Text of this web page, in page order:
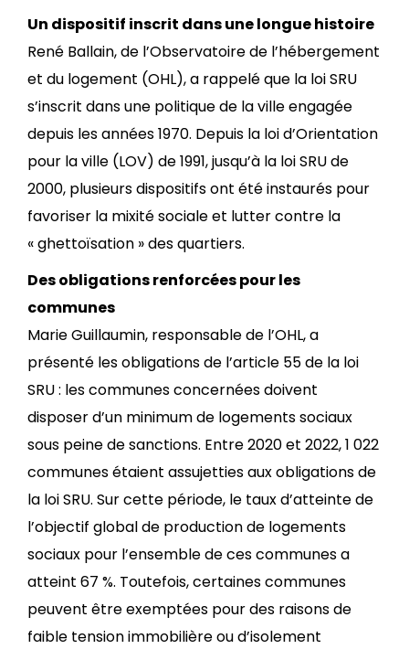
Un dispositif inscrit dans une longue histoire
René Ballain, de l’Observatoire de l’hébergement
et du logement (OHL), a rappelé que la loi SRU
s’inscrit dans une politique de la ville engagée
depuis les années 1970. Depuis la loi d’Orientation
pour la ville (LOV) de 1991, jusqu’à la loi SRU de
2000, plusieurs dispositifs ont été instaurés pour
favoriser la mixité sociale et lutter contre la
« ghettoïsation » des quartiers.
Des obligations renforcées pour les
communes
Marie Guillaumin, responsable de l’OHL, a
présenté les obligations de l’article 55 de la loi
SRU : les communes concernées doivent
disposer d’un minimum de logements sociaux
sous peine de sanctions. Entre 2020 et 2022, 1 022
communes étaient assujetties aux obligations de
la loi SRU. Sur cette période, le taux d’atteinte de
l’objectif global de production de logements
sociaux pour l’ensemble de ces communes a
atteint 67 %. Toutefois, certaines communes
peuvent être exemptées pour des raisons de
faible tension immobilière ou d’isolement